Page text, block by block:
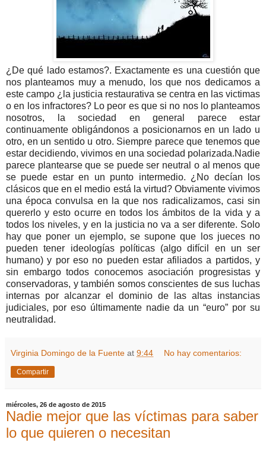
¿De qué lado estamos?. Exactamente es una cuestión que
nos planteamos muy a menudo, los que nos dedicamos a
este campo ¿la justicia restaurativa se centra en las victimas
o en los infractores? Lo peor es que si no nos lo planteamos
nosotros, la sociedad en general parece estar
continuamente obligándonos a posicionarnos en un lado u
otro, en un sentido u otro. Siempre parece que tenemos que
estar decidiendo, vivimos en una sociedad polarizada.Nadie
parece plantearse que se puede ser neutral o al menos que
se puede estar en un punto intermedio. ¿No decían los
clásicos que en el medio está la virtud? Obviamente vivimos
una época convulsa en la que nos radicalizamos, casi sin
quererlo y esto ocurre en todos los ámbitos de la vida y a
todos los niveles, y en la justicia no va a ser diferente. Solo
hay que poner un ejemplo, se supone que los jueces no
pueden tener ideologías políticas (algo difícil en un ser
humano) y por eso no pueden estar afiliados a partidos, y
sin embargo todos conocemos asociación progresistas y
conservadoras, y también somos conscientes de sus luchas
internas por alcanzar el dominio de las altas instancias
judiciales, por eso últimamente nadie da un “euro” por su
neutralidad.
Virginia Domingo de la Fuente at 9:44 No hay comentarios:
Compartir
miércoles, 26 de agosto de 2015
Nadie mejor que las víctimas para saber
lo que quieren o necesitan